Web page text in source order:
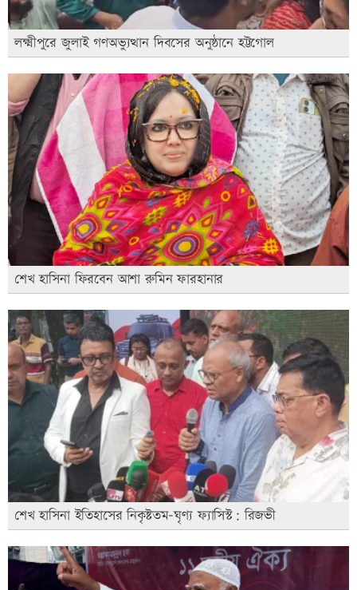
লক্ষ্মীপুরে জুলাই গণঅভ্যুত্থান দিবসের অনুষ্ঠানে হট্টগোল
শেখ হাসিনা ফিরবেন আশা রুমিন ফারহানার
শেখ হাসিনা ইতিহাসের নিকৃষ্টতম-ঘৃণ্য ফ্যাসিস্ট: রিজভী